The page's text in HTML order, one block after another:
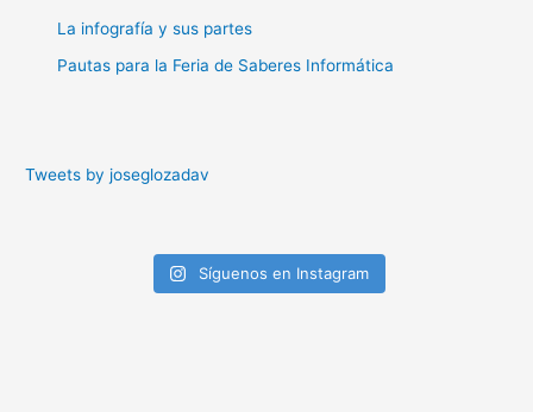
La infografía y sus partes
Pautas para la Feria de Saberes Informática
Tweets by joseglozadav
Síguenos en Instagram